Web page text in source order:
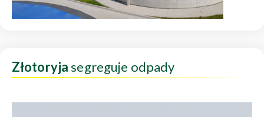
Złotoryjasegreguje odpady